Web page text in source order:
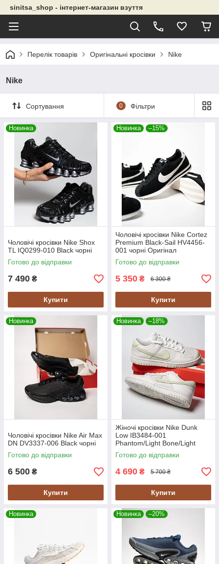
sinitsa_shop - інтернет-магазин взуття
Перелік товарів Оригінальні кросівки Nike
Nike
Сортування 0 Фільтри
Новинка
Чоловічі кросівки Nike Shox
TL IQ0299-010 Black чорні
Готово до відправки
7 490 ₴
Купити
Новинка –15%
Чоловічі кросівки Nike Cortez
Premium Black-Sail HV4456-
001 чорні Оригінал
Готово до відправки
5 350 ₴ 6 300 ₴
Купити
Новинка
Чоловічі кросівки Nike Air Max
DN DV3337-006 Black чорні
Готово до відправки
6 500 ₴
Купити
Новинка –18%
Жіночі кросівки Nike Dunk
Low IB3484-001
Phantom/Light Bone/Light
Army кремові
Готово до відправки
4 690 ₴ 5 700 ₴
Купити
Новинка Новинка –20%